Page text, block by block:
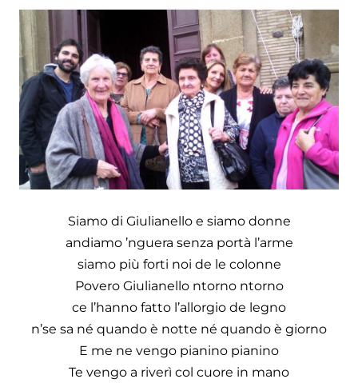
Siamo di Giulianello e siamo donne
andiamo ’nguera senza portà l’arme
siamo più forti noi de le colonne
Povero Giulianello ntorno ntorno
ce l’hanno fatto l’allorgio de legno
n’se sa né quando è notte né quando è giorno
E me ne vengo pianino pianino
Te vengo a riverì col cuore in mano